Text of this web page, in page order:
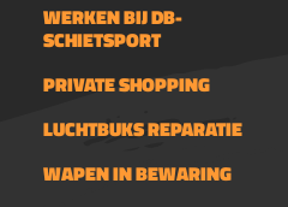
WERKEN BIJ DB-
SCHIETSPORT
PRIVATE SHOPPING
LUCHTBUKS REPARATIE
WAPEN IN BEWARING